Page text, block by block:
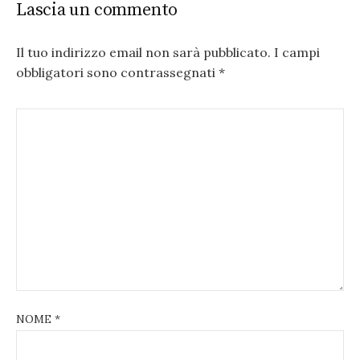
Lascia un commento
Il tuo indirizzo email non sarà pubblicato. I campi
obbligatori sono contrassegnati *
NOME *